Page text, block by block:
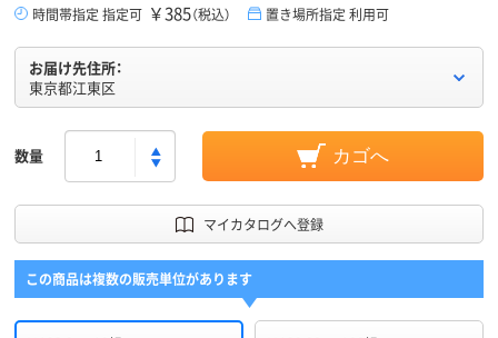
時間帯指定 指定可 ￥385（税込） 置き場所指定 利用可
お届け先住所：
東京都江東区
数量 カゴへ
マイカタログへ登録
この商品は複数の販売単位があります